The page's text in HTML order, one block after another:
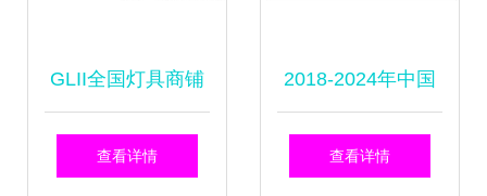
GLII全国灯具商铺
LED照明产品渗透
查看详情
2018-2024年中国
互联网黄金市场全
查看详情